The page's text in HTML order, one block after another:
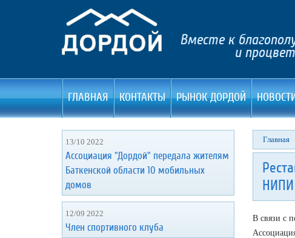
Вместе к
и
ГЛАВНАЯ КОНТАКТЫ РЫНОК ДОРДОЙ
13/10 2022
Ассоциация "Дордой" передала жителям
Баткенской области 10 мобильных
домов
12/09 2022
Член спортивного клуба
Главная
НИПИ
В связи с